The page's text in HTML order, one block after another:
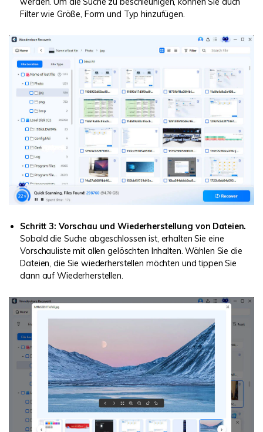
Filter wie Größe, Form und Typ hinzufügen.
Schritt 3: Vorschau und Wiederherstellung von Dateien.
Sobald die Suche abgeschlossen ist, erhalten Sie eine
Vorschauliste mit allen gelöschten Inhalten. Wählen Sie die
Dateien, die Sie wiederherstellen möchten und tippen Sie
dann auf Wiederherstellen.